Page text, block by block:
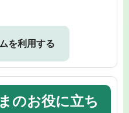
を利用する
のお役に立ち